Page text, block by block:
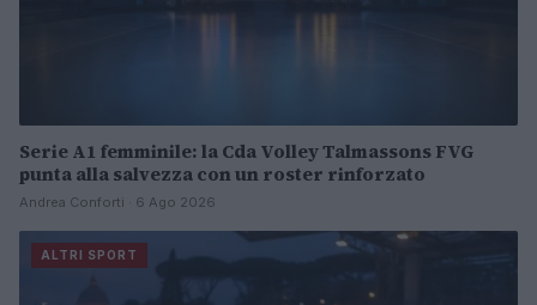
Serie A1 femminile: la Cda Volley Talmassons FVG
punta alla salvezza con un roster rinforzato
Andrea Conforti · 6 Ago 2026
ALTRI SPORT